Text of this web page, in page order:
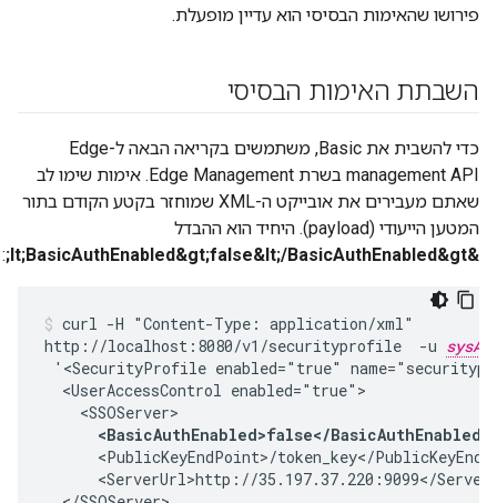
פירושו שהאימות הבסיסי הוא עדיין מופעלת.
השבתת האימות הבסיסי
כדי להשבית את Basic, משתמשים בקריאה הבאה ל-Edge
management API בשרת Edge Management. אימות שימו לב
שאתם מעבירים את אובייקט ה-XML שמוחזר בקטע הקודם בתור
המטען הייעודי (payload). היחיד הוא ההבדל
&lt;BasicAuthEnabled&gt;false&lt;/BasicAuthEnabled&gt;
:
curl -H "Content-Type: application/xml"
http://localhost:8080/v1/securityprofile  -u
'<SecurityProfile enabled="true"
  <UserAccessControl enabled="true">
    <SSOServer>
<BasicAuthEnabled>false</BasicAuthEnabled>
<PublicKeyEndPoint>/token_key</
<ServerUrl>http://35.197.37.220:9099</